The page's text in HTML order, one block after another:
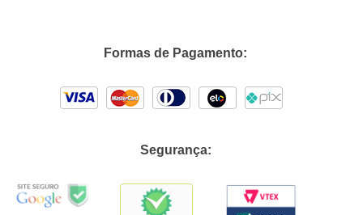
Formas de Pagamento:
Segurança: